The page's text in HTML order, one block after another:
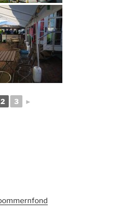
2 3 ►